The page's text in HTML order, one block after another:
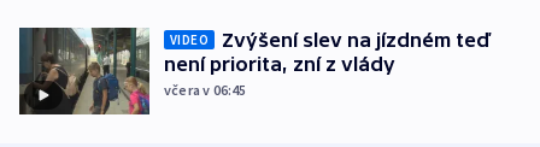
VIDEO
Zvýšení slev na jízdném teď
není priorita, zní z vlády
včera v 06:45